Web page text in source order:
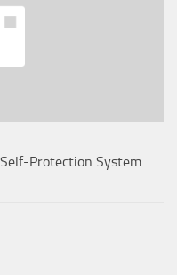
Protection System